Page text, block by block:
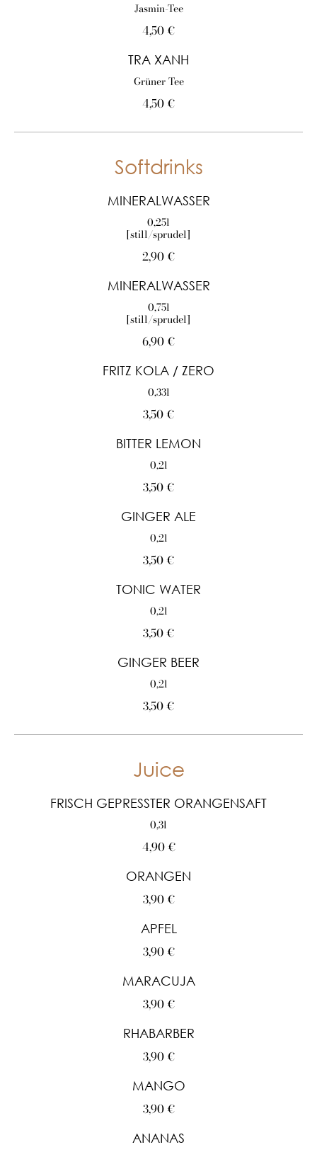
Jasmin-Tee
4,50 €
TRA XANH
Grüner Tee
4,50 €
Softdrinks
MINERALWASSER
0,25l
[still/sprudel]
2,90 €
MINERALWASSER
0,75l
[still/sprudel]
6,90 €
FRITZ KOLA / ZERO
3,50 €
BITTER LEMON
0,2l
3,50 €
GINGER ALE
0,2l
3,50 €
TONIC WATER
0,2l
3,50 €
GINGER BEER
0,2l
3,50 €
Juice
FRISCH GEPRESSTER ORANGENSAFT
0,3l
4,90 €
ORANGEN
3,90 €
APFEL
3,90 €
MARACUJA
3,90 €
RHABARBER
3,90 €
MANGO
3,90 €
ANANAS